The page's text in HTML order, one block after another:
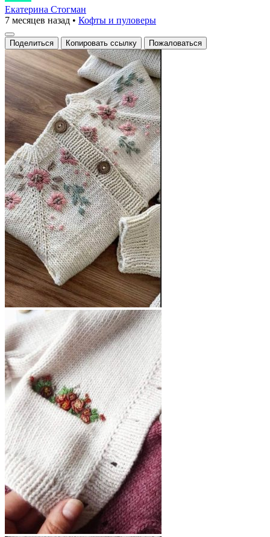
Екатерина Стогман
7 месяцев назад • Кофты и пуловеры
Поделиться Копировать ссылку Пожаловаться